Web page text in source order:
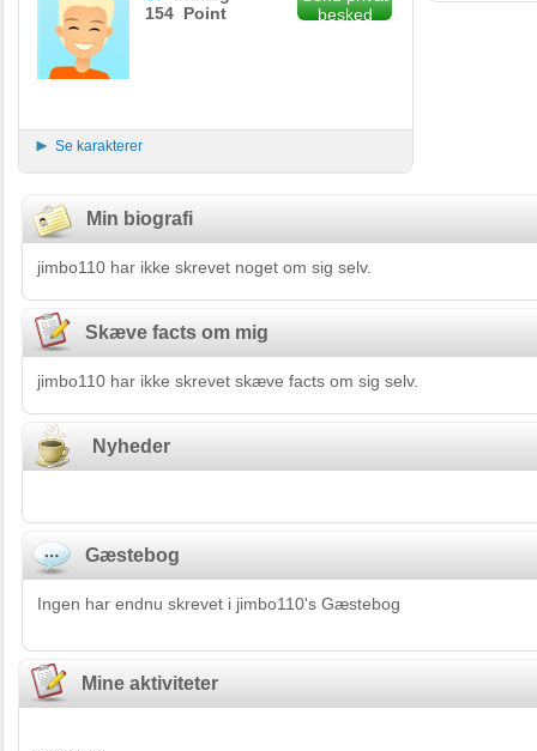
154 Point
besked
Se karakterer
Min biografi
jimbo110 har ikke skrevet noget om sig selv.
Skæve facts om mig
jimbo110 har ikke skrevet skæve facts om sig selv.
Nyheder
Gæstebog
Ingen har endnu skrevet i jimbo110's Gæstebog
Mine aktiviteter